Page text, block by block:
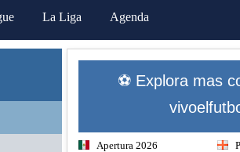
La Liga Agenda
⚽ Explora mas
Apertura 2026